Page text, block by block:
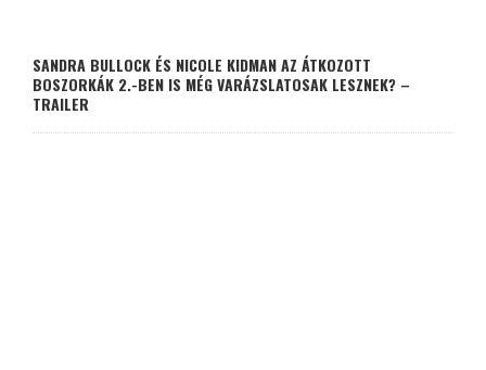
SANDRA BULLOCK ÉS NICOLE KIDMAN AZ ÁTKOZOTT
BOSZORKÁK 2.-BEN IS MÉG VARÁZSLATOSAK LESZNEK? –
TRAILER